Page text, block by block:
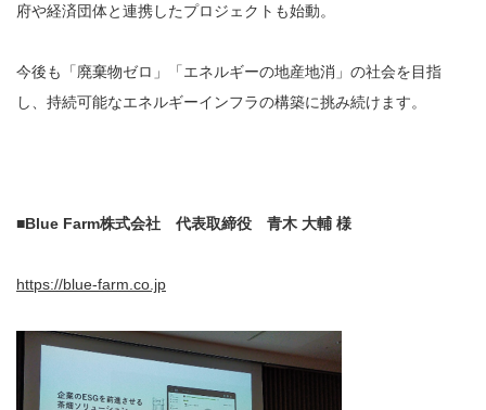
府や経済団体と連携したプロジェクトも始動。
今後も「廃棄物ゼロ」「エネルギーの地産地消」の社会を目指
し、持続可能なエネルギーインフラの構築に挑み続けます。
■Blue Farm株式会社 代表取締役 青木 大輔 様
https://blue-farm.co.jp